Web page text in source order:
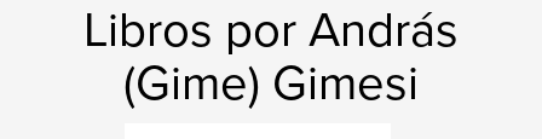
Libros por András
(Gime) Gimesi